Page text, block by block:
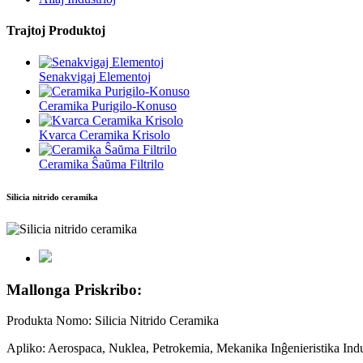
Trajtoj Produktoj
Senakvigaj Elementoj
Ceramika Purigilo-Konuso
Kvarca Ceramika Krisolo
Ceramika Ŝaŭma Filtrilo
Silicia nitrido ceramika
Mallonga Priskribo:
Produkta Nomo: Silicia Nitrido Ceramika
Apliko: Aerospaca, Nuklea, Petrokemia, Mekanika Inĝenieristika